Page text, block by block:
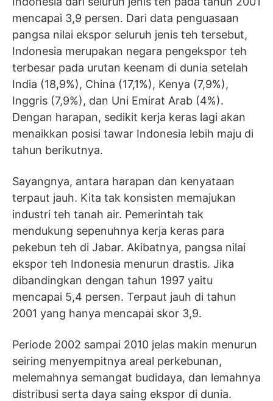
mencapai 3,9 persen. Dari data penguasaan
pangsa nilai ekspor seluruh jenis teh tersebut,
Indonesia merupakan negara pengekspor teh
terbesar pada urutan keenam di dunia setelah
India (18,9%), China (17,1%), Kenya (7,9%),
Inggris (7,9%), dan Uni Emirat Arab (4%).
Dengan harapan, sedikit kerja keras lagi akan
menaikkan posisi tawar Indonesia lebih maju di
tahun berikutnya.
Sayangnya, antara harapan dan kenyataan
terpaut jauh. Kita tak konsisten memajukan
industri teh tanah air. Pemerintah tak
mendukung sepenuhnya kerja keras para
pekebun teh di Jabar. Akibatnya, pangsa nilai
ekspor teh Indonesia menurun drastis. Jika
dibandingkan dengan tahun 1997 yaitu
mencapai 5,4 persen. Terpaut jauh di tahun
2001 yang hanya mencapai skor 3,9.
Periode 2002 sampai 2010 jelas makin menurun
seiring menyempitnya areal perkebunan,
melemahnya semangat budidaya, dan lemahnya
distribusi serta daya saing ekspor di dunia.